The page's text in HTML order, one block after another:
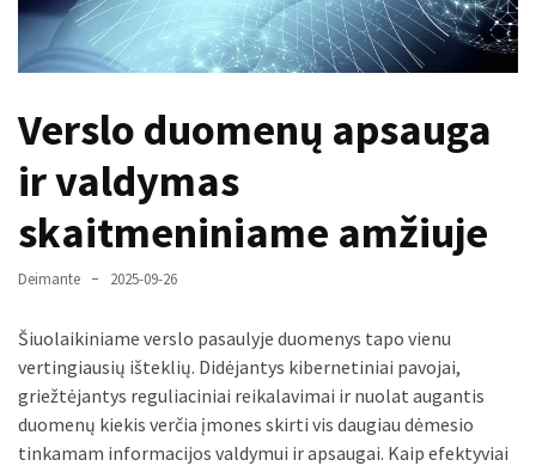
Reduktorius
dujų
balionui:
detalė,
svarbos
nereikėtų
nuvertinti
pakeistos
detalės,
bildesys
liko:
Verslo duomenų apsauga
ir valdymas
skaitmeniniame amžiuje
Deimante 2025-09-26
Šiuolaikiniame verslo pasaulyje duomenys tapo vienu
vertingiausių išteklių. Didėjantys kibernetiniai pavojai,
griežtėjantys reguliaciniai reikalavimai ir nuolat augantis
duomenų kiekis verčia įmones skirti vis daugiau dėmesio
tinkamam informacijos valdymui ir apsaugai. Kaip efektyviai